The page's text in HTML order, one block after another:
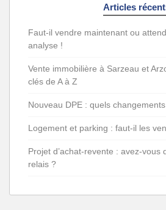
Articles
Faut-il vendre maintenant ou
analyse !
Vente immobilière à Sarzeau et
clés de A à Z
Nouveau DPE : quels
Logement et parking : faut-il les
Projet d’achat-revente : avez-vous
relais ?